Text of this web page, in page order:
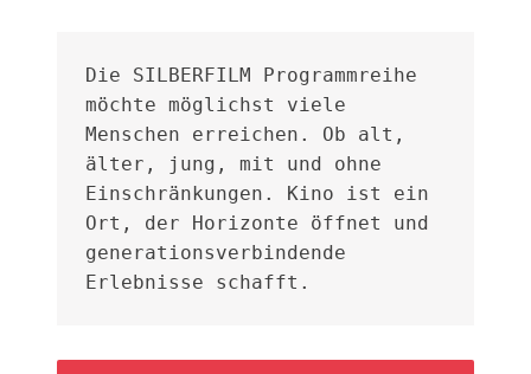
Die SILBERFILM Programmreihe
möchte möglichst viele
Menschen erreichen. Ob alt,
älter, jung, mit und ohne
Einschränkungen. Kino ist ein
Ort, der Horizonte öffnet und
generationsverbindende
Erlebnisse schafft.